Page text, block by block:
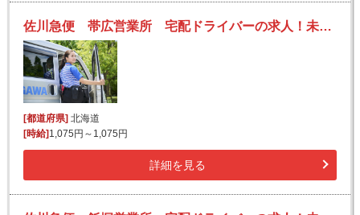
佐川急便 帯広営業所 宅配ドライバーの求人！未経験歓迎！先輩たちがサポートします♪
[都道府県]北海道
[時給]1,075円～1,075円
詳細を見る